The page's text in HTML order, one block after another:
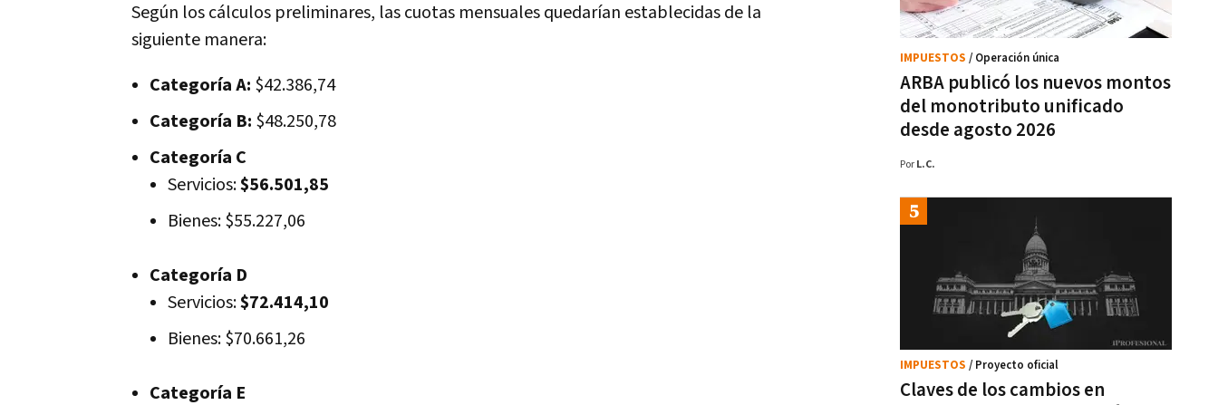
Según los cálculos preliminares, las cuotas mensuales quedarían establecidas de la
siguiente manera:
Categoría A: $42.386,74
Categoría B: $48.250,78
Categoría C
Servicios:$56.501,85
Bienes: $55.227,06
Categoría D
Servicios:$72.414,10
Bienes: $70.661,26
Categoría E
ARBA publicó los nuevos montos
del monotributo unificado
desde agosto 2026
IMPUESTOS / Operación única
Por L.C.
Claves de los cambios en
IMPUESTOS / Proyecto oficial